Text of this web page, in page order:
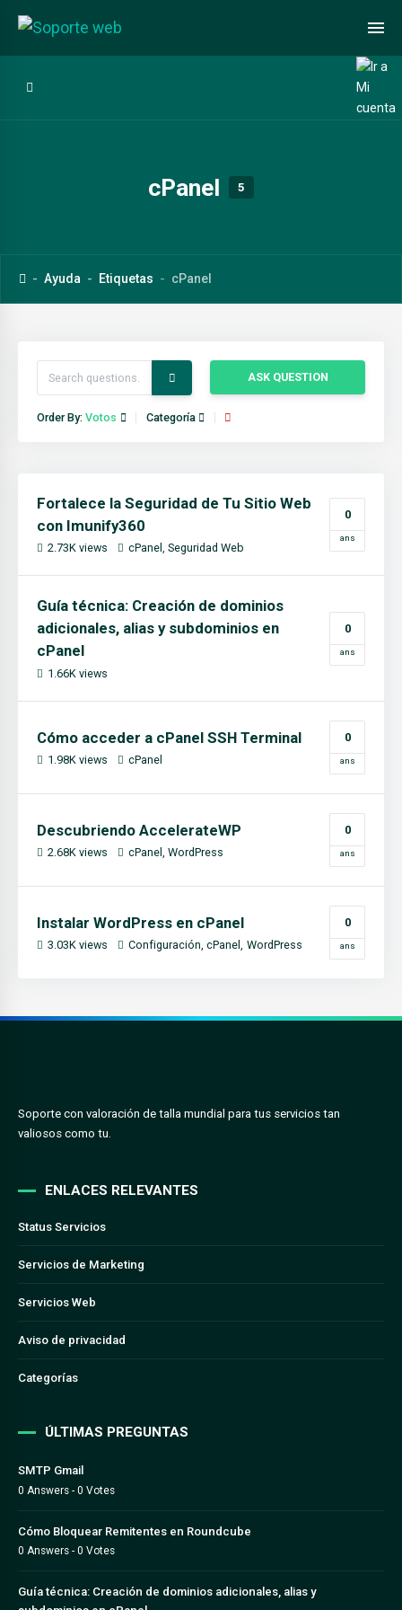
cPanel 5
Ayuda Etiquetas cPanel
ASK QUESTION
Order By: Votos Categoría
Fortalece la Seguridad de Tu Sitio Web
con Imunify360
2.73K views cPanel Seguridad Web
0
ans
Guía técnica: Creación de dominios
adicionales, alias y subdominios en
cPanel
1.66K views
0
ans
Cómo acceder a cPanel SSH Terminal
1.98K views cPanel
0
ans
Descubriendo AccelerateWP
2.68K views cPanel WordPress
0
ans
Instalar WordPress en cPanel
3.03K views Configuración cPanel WordPress
0
ans
Soporte con valoración de talla mundial para tus servicios tan
valiosos como tu.
ENLACES RELEVANTES
Status Servicios
Servicios de Marketing
Servicios Web
Aviso de privacidad
Categorías
ÚLTIMAS PREGUNTAS
SMTP Gmail
0 Answers - 0 Votes
Cómo Bloquear Remitentes en Roundcube
0 Answers - 0 Votes
Guía técnica: Creación de dominios adicionales, alias y